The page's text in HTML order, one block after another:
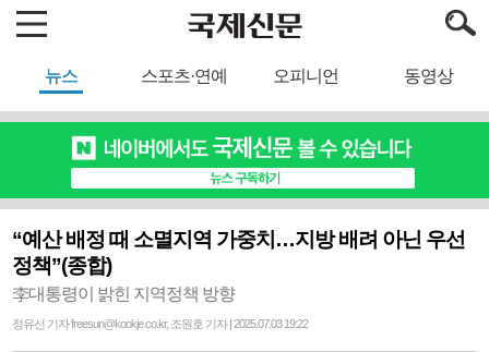
뉴스 스포츠·연예 오피니언 동영상
“예산 배정 때 소멸지역 가중치…지방 배려 아닌 우선
정책”(종합)
李대통령이 밝힌 지역정책 방향
정유선 기자 freesun@kookje.co.kr, 조원호 기자 | 2025.07.03 19:22